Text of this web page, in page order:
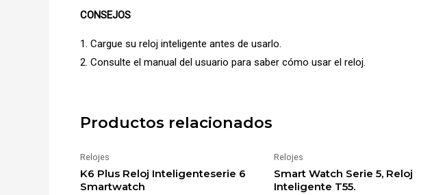
CONSEJOS
1. Cargue su reloj inteligente antes de usarlo.
2. Consulte el manual del usuario para saber cómo usar el reloj.
Productos relacionados
Relojes
K6 Plus Reloj Inteligenteserie 6
Smartwatch
Relojes
Smart Watch Serie 5, Reloj
Inteligente T55.